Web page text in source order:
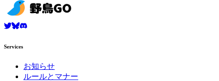
Services
お知らせ
ルールとマナー